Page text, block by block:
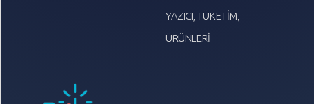
YAZICI, TÜKETİM,
ÜRÜNLERİ